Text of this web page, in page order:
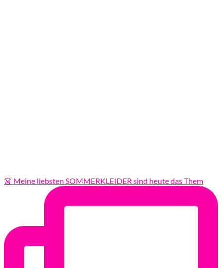
👗 Meine liebsten SOMMERKLEIDER sind heute das Them